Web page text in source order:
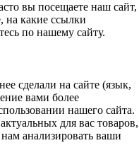
вы посещаете наш сайт,
на какие ссылки
по нашему сайту.
сделали на сайте (язык,
вами более
нашего сайта.
для вас товаров,
анализировать ваши